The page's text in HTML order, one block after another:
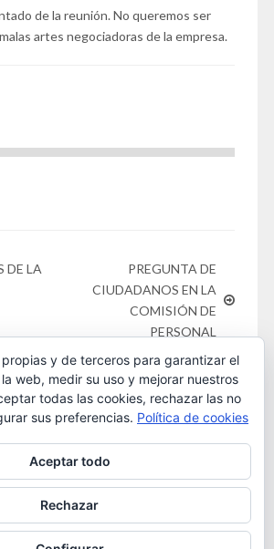
de la reunión. No queremos ser
artes negociadoras de la empresa.
DE LA
PREGUNTA DE
CIUDADANOS EN LA
COMISIÓN DE
PERSONAL
bajo unalicencia de Creative Commons
NoComercial 4.0 Internacional. 2016
OSTA
y de terceros para garantizar el
web, medir su uso y mejorar nuestros
todas las cookies, rechazar las no
sus preferencias. Política de cookies
Aceptar todo
Rechazar